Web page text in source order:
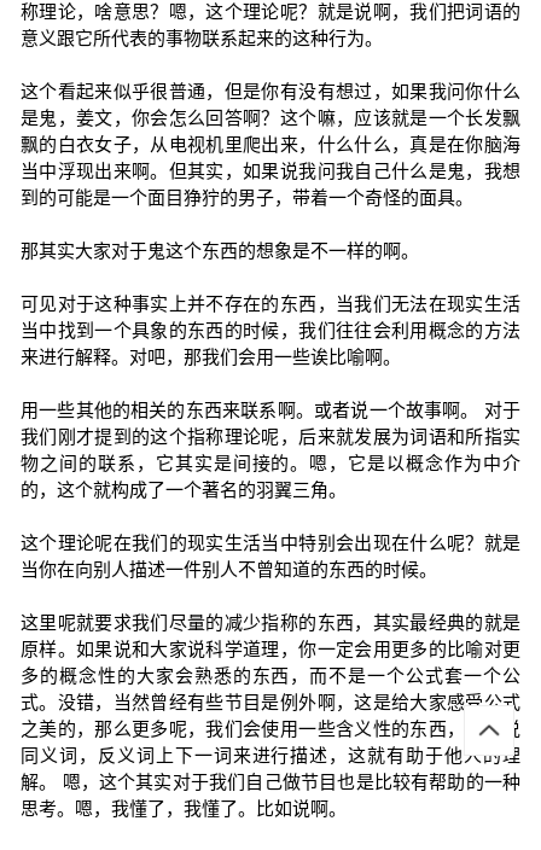
称理论，啥意思？嗯，这个理论呢？就是说啊，我们把词语的
意义跟它所代表的事物联系起来的这种行为。
这个看起来似乎很普通，但是你有没有想过，如果我问你什么
是鬼，姜文，你会怎么回答啊？这个嘛，应该就是一个长发飘
飘的白衣女子，从电视机里爬出来，什么什么，真是在你脑海
当中浮现出来啊。但其实，如果说我问我自己什么是鬼，我想
到的可能是一个面目狰狞的男子，带着一个奇怪的面具。
那其实大家对于鬼这个东西的想象是不一样的啊。
可见对于这种事实上并不存在的东西，当我们无法在现实生活
当中找到一个具象的东西的时候，我们往往会利用概念的方法
来进行解释。对吧，那我们会用一些诶比喻啊。
用一些其他的相关的东西来联系啊。或者说一个故事啊。 对于
我们刚才提到的这个指称理论呢，后来就发展为词语和所指实
物之间的联系，它其实是间接的。嗯，它是以概念作为中介
的，这个就构成了一个著名的羽翼三角。
这个理论呢在我们的现实生活当中特别会出现在什么呢？就是
当你在向别人描述一件别人不曾知道的东西的时候。
这里呢就要求我们尽量的减少指称的东西，其实最经典的就是
原样。如果说和大家说科学道理，你一定会用更多的比喻对更
多的概念性的大家会熟悉的东西，而不是一个公式套一个公
式。没错，当然曾经有些节目是例外啊，这是给大家感受公式
之美的，那么更多呢，我们会使用一些含义性的东西，比如说
同义词，反义词上下一词来进行描述，这就有助于他人的理
解。 嗯，这个其实对于我们自己做节目也是比较有帮助的一种
思考。嗯，我懂了，我懂了。比如说啊。